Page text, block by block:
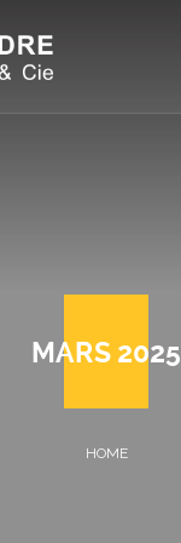
MARS 2025